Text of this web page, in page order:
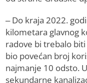
– Do kraja 2022.
kilometara glavnog
radove bi trebalo
bio povećan broj
najmanje 10 odsto.
sekundarne